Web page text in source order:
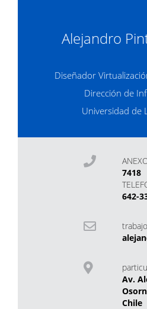
Alejandro
Diseñador
Dirección de
Universidad de
7418
642-
trabajo
Av.
Chile